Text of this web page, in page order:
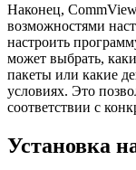
Наконец,
возможностями
настроить
может выбрать,
пакеты или какие
условиях. Это
соответствии с
Установка